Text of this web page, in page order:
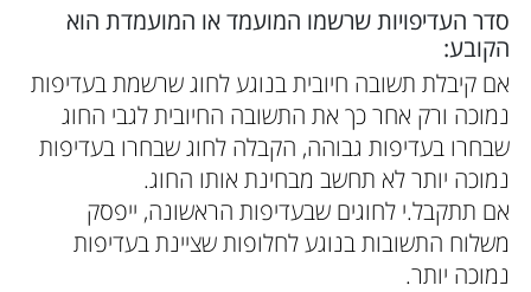
סדר העדיפויות שרשמו המועמד או המועמדת הוא
הקובע:
אם קיבלת תשובה חיובית בנוגע לחוג שרשמת בעדיפות
נמוכה ורק אחר כך את התשובה החיובית לגבי החוג
שבחרו בעדיפות גבוהה, הקבלה לחוג שבחרו בעדיפות
נמוכה יותר לא תחשב מבחינת אותו החוג.
אם תתקבל.י לחוגים שבעדיפות הראשונה, ייפסק
משלוח התשובות בנוגע לחלופות שציינת בעדיפות
נמוכה יותר.